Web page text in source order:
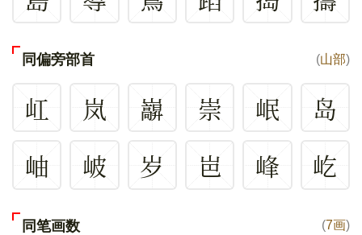
同偏旁部首 (山部)
屸 岚 巐 崇 岷
岛
岫
岥 岁 岜 峰 屹
同笔画数 (7画)